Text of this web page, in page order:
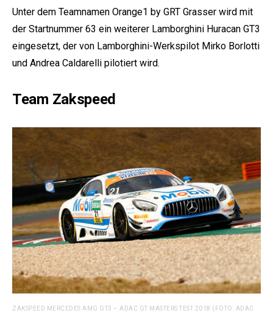
Unter dem Teamnamen Orange1 by GRT Grasser wird mit
der Startnummer 63 ein weiterer Lamborghini Huracan GT3
eingesetzt, der von Lamborghini-Werkspilot Mirko Borlotti
und Andrea Caldarelli pilotiert wird.
Team Zakspeed
ZAKSPEED MERCEDES AMG GT3 – ADAC GT MASTERS TEST 2018 (FOTO: ADAC